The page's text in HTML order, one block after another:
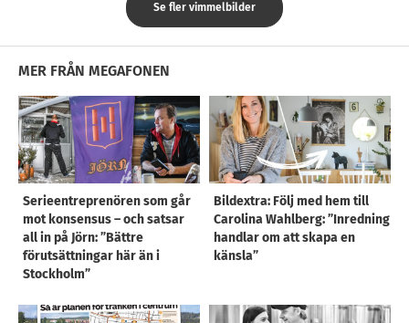
Se fler vimmelbilder
MER FRÅN MEGAFONEN
Serieentreprenören som går
mot konsensus – och satsar
all in på Jörn: ”Bättre
förutsättningar här än i
Stockholm”
Bildextra: Följ med hem till
Carolina Wahlberg: ”Inredning
handlar om att skapa en
känsla”